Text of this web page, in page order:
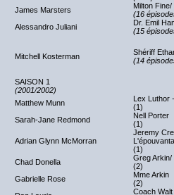
James Marsters
Milton Fine/
(16
Alessandro Juliani
Dr. Emil
(15
Mitchell Kosterman
Shériff
(14
SAISON 1
(2001/2002)
Matthew Munn
Lex Luthor
(1)
Sarah-Jane Redmond
Nell Porter
(1)
Adrian Glynn McMorran
Jeremy
(1)
Chad Donella
Greg Arkin/
(2)
Gabrielle Rose
Mme Arkin
(2)
Coach Walt